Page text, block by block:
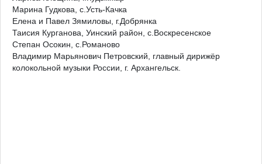
Марина Гудкова, с.Усть-Качка
Елена и Павел Зямиловы, г.Добрянка
Таисия Курганова, Уинский район, с.Воскресенское
Степан Осокин, с.Романово
Владимир Марьянович Петровский, главный дирижёр
колокольной музыки России, г. Архангельск.